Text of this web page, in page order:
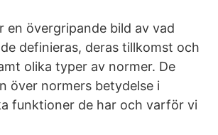
en övergripande bild av vad
definieras, deras tillkomst och
olika typer av normer. De
över normers betydelse i
funktioner de har och varför vi